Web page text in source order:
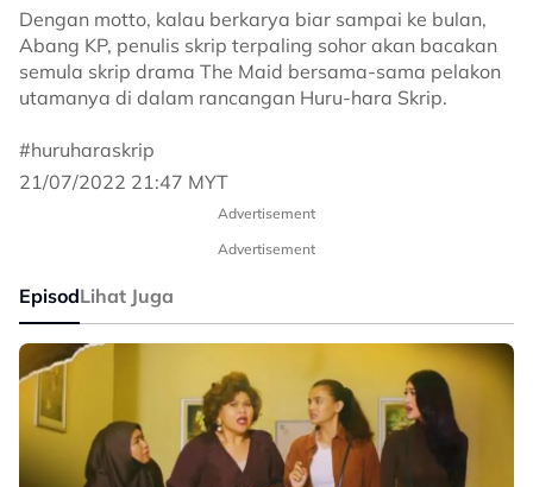
Dengan motto, kalau berkarya biar sampai ke bulan,
Abang KP, penulis skrip terpaling sohor akan bacakan
semula skrip drama The Maid bersama-sama pelakon
utamanya di dalam rancangan Huru-hara Skrip.
#huruharaskrip
21/07/2022 21:47 MYT
Advertisement
Advertisement
EpisodLihat Juga